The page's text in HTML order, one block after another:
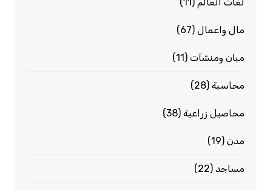
لغات العالم (11)
مال واعمال(67)
مبان ومنشآت(11)
محاسبة(28)
محاصيل زراعية(38)
مدن(19)
مساجد(22)